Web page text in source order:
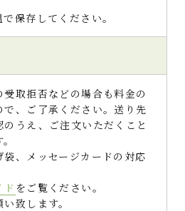
保存してください。
取拒否などの場合も料金の
、ご了承ください。送り先
うえ、ご注文いただくこと
、メッセージカードの対応
ド をご覧ください。
致します。